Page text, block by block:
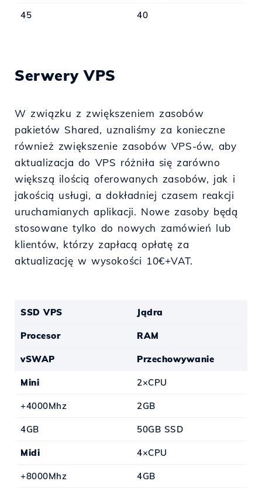
45 40
Serwery VPS
W związku z zwiększeniem zasobów
pakietów Shared, uznaliśmy za konieczne
również zwiększenie zasobów VPS-ów, aby
aktualizacja do VPS różniła się zarówno
większą ilością oferowanych zasobów, jak i
jakością usługi, a dokładniej czasem reakcji
uruchamianych aplikacji. Nowe zasoby będą
stosowane tylko do nowych zamówień lub
klientów, którzy zapłacą opłatę za
aktualizację w wysokości 10€+VAT.
SSD VPS Jądra
Procesor RAM
vSWAP Przechowywanie
Mini 2×CPU
+4000Mhz 2GB
4GB 50GB SSD
Midi 4×CPU
+8000Mhz 4GB